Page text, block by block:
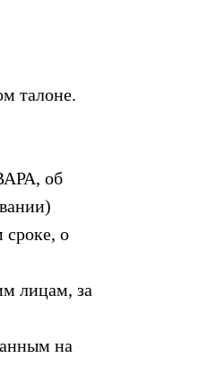
талоне.
об
о
лицам, за
на